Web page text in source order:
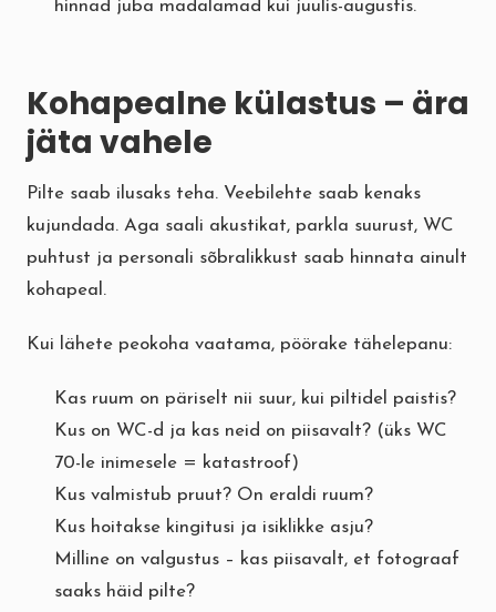
hinnad juba madalamad kui juulis-augustis.
Kohapealne külastus – ära
jäta vahele
Pilte saab ilusaks teha. Veebilehte saab kenaks
kujundada. Aga saali akustikat, parkla suurust, WC
puhtust ja personali sõbralikkust saab hinnata ainult
kohapeal.
Kui lähete peokoha vaatama, pöörake tähelepanu:
Kas ruum on päriselt nii suur, kui piltidel paistis?
Kus on WC-d ja kas neid on piisavalt? (üks WC
70-le inimesele = katastroof)
Kus valmistub pruut? On eraldi ruum?
Kus hoitakse kingitusi ja isiklikke asju?
Milline on valgustus – kas piisavalt, et fotograaf
saaks häid pilte?